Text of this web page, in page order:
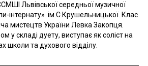
Львівської середньої музичної
інтернату» ім.С.Крушельницької. Клас
мистецтв України Левка Закопця.
у складі дуету, виступає як соліст на
школи та духового відділу.